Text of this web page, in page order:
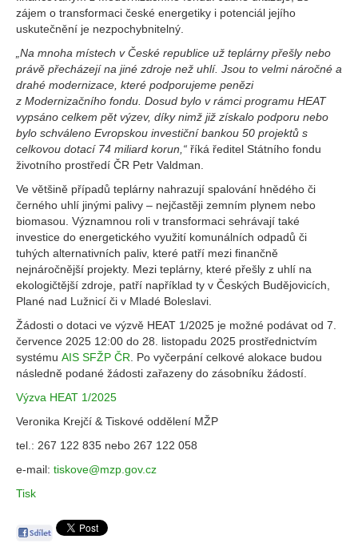
zájem o transformaci české energetiky i potenciál jejího
uskutečnění je nezpochybnitelný.
„Na mnoha místech v České republice už teplárny přešly nebo
právě přecházejí na jiné zdroje než uhlí. Jsou to velmi náročné a
drahé modernizace, které podporujeme penězi
z Modernizačního fondu. Dosud bylo v rámci programu HEAT
vypsáno celkem pět výzev, díky nimž již získalo podporu nebo
bylo schváleno Evropskou investiční bankou 50 projektů s
celkovou dotací 74 miliard korun,“ říká ředitel Státního fondu
životního prostředí ČR Petr Valdman.
Ve většině případů teplárny nahrazují spalování hnědého či
černého uhlí jinými palivy – nejčastěji zemním plynem nebo
biomasou. Významnou roli v transformaci sehrávají také
investice do energetického využití komunálních odpadů či
tuhých alternativních paliv, které patří mezi finančně
nejnáročnější projekty. Mezi teplárny, které přešly z uhlí na
ekologičtější zdroje, patří například ty v Českých Budějovicích,
Plané nad Lužnicí či v Mladé Boleslavi.
Žádosti o dotaci ve výzvě HEAT 1/2025 je možné podávat od 7.
července 2025 12:00 do 28. listopadu 2025 prostřednictvím
systému AIS SFŽP ČR . Po vyčerpání celkové alokace budou
následně podané žádosti zařazeny do zásobníku žádostí.
Výzva HEAT 1/2025
Veronika Krejčí & Tiskové oddělení MŽP
tel.: 267 122 835 nebo 267 122 058
e-mail: tiskove@mzp.gov.cz
Tisk